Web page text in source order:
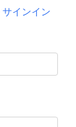
サインイン